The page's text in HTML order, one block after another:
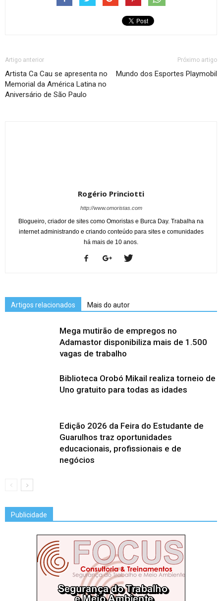
Artigo anterior
Artista Ca Cau se apresenta no
Memorial da América Latina no
Aniversário de São Paulo
Próximo artigo
Mundo dos Esportes Playmobil
Rogério Princiotti
http://www.omoristas.com
Blogueiro, criador de sites como Omoristas e Burca Day. Trabalha na
internet administrando e criando conteúdo para sites e comunidades
há mais de 10 anos.
Artigos relacionados Mais do autor
Mega mutirão de empregos no
Adamastor disponibiliza mais de 1.500
vagas de trabalho
Biblioteca Orobó Mikail realiza torneio de
Uno gratuito para todas as idades
Edição 2026 da Feira do Estudante de
Guarulhos traz oportunidades
educacionais, profissionais e de
negócios
Publicidade